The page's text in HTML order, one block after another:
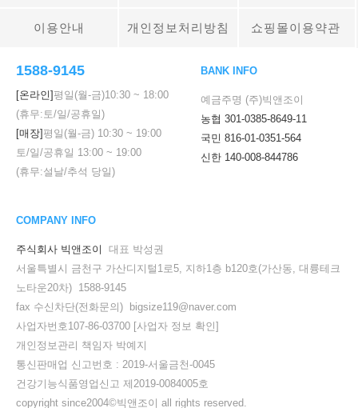
이용안내 개인정보처리방침 쇼핑몰이용약관
1588-9145
[온라인]평일(월-금)10:30 ~ 18:00
(휴무:토/일/공휴일)
[매장]평일(월-금) 10:30 ~ 19:00
토/일/공휴일 13:00 ~ 19:00
(휴무:설날/추석 당일)
BANK INFO
예금주명 (주)빅앤조이
농협 301-0385-8649-11
국민 816-01-0351-564
신한 140-008-844786
COMPANY INFO
주식회사 빅앤조이
대표 박성권
서울특별시 금천구 가산디지털1로5, 지하1층 b120호(가산동, 대륭테크
노타운20차) 1588-9145
fax 수신차단(전화문의) bigsize119@naver.com
사업자번호107-86-03700 [사업자 정보 확인]
개인정보관리 책임자 박예지
통신판매업 신고번호 : 2019-서울금천-0045
건강기능식품영업신고 제2019-0084005호
copyright since2004©빅앤조이 all rights reserved.